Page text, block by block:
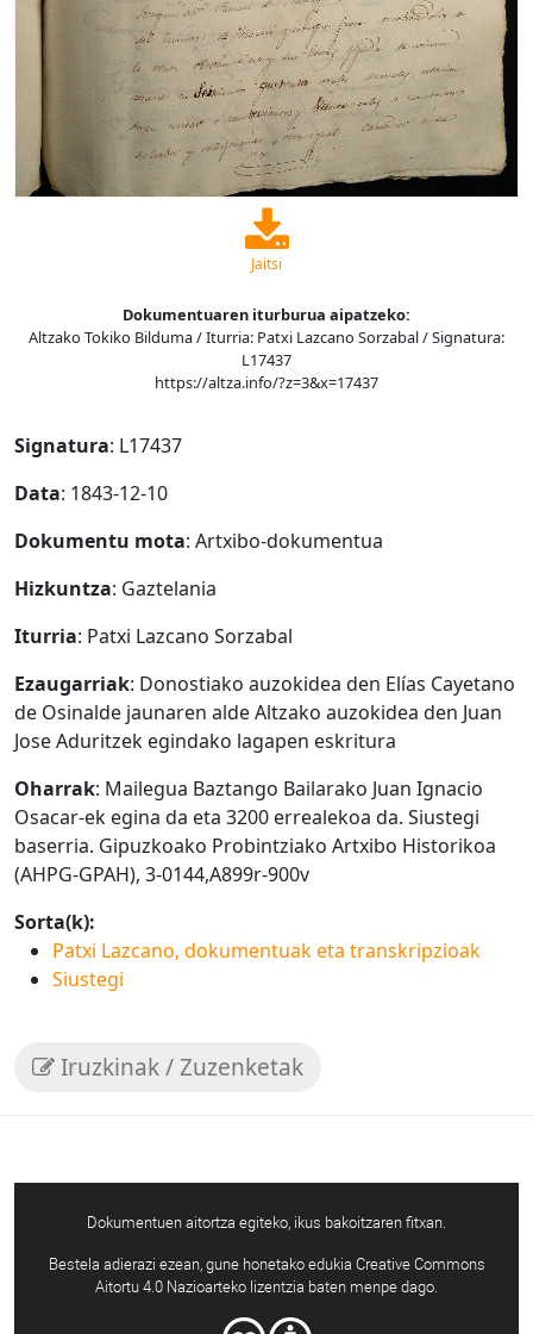
Jaitsi
Dokumentuaren iturburua aipatzeko:
Altzako Tokiko Bilduma / Iturria: Patxi Lazcano Sorzabal / Signatura:
L17437
https://altza.info/?z=3&x=17437
Signatura: L17437
Data: 1843-12-10
Dokumentu mota: Artxibo-dokumentua
Hizkuntza: Gaztelania
Iturria: Patxi Lazcano Sorzabal
Ezaugarriak: Donostiako auzokidea den Elías Cayetano
de Osinalde jaunaren alde Altzako auzokidea den Juan
Jose Aduritzek egindako lagapen eskritura
Oharrak: Mailegua Baztango Bailarako Juan Ignacio
Osacar-ek egina da eta 3200 errealekoa da. Siustegi
baserria. Gipuzkoako Probintziako Artxibo Historikoa
(AHPG-GPAH), 3-0144,A899r-900v
Sorta(k):
Patxi Lazcano, dokumentuak eta transkripzioak
Siustegi
Iruzkinak / Zuzenketak
Dokumentuen aitortza egiteko, ikus bakoitzaren fitxan.
Bestela adierazi ezean, gune honetako edukia Creative Commons
Aitortu 4.0 Nazioarteko lizentzia baten menpe dago.